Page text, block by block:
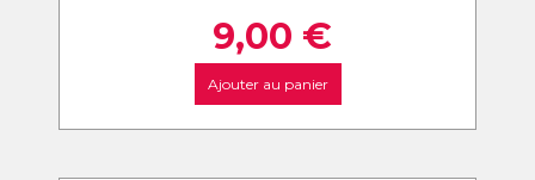
9,00 €
Ajouter au panier